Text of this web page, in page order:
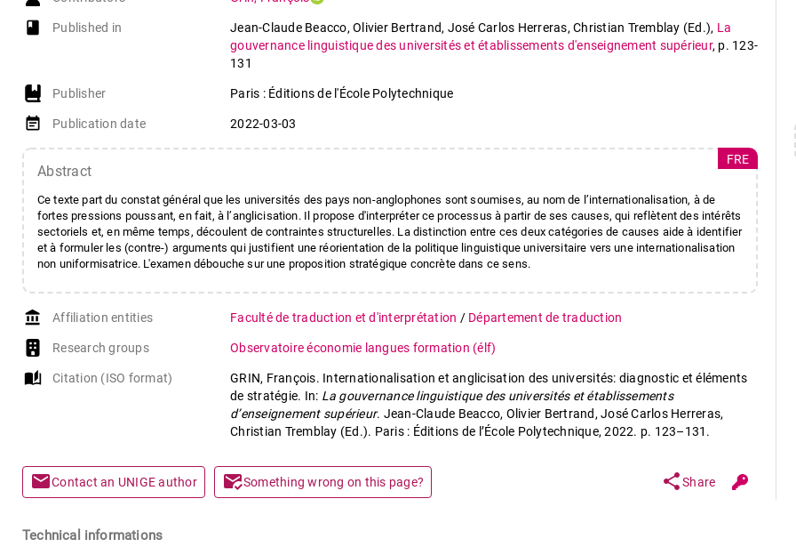
book-open
Published in Jean-Claude Beacco, Olivier Bertrand, José Carlos Herreras, Christian Tremblay (Ed.), La
gouvernance linguistique des universités et établissements d'enseignement supérieur, p. 123-
131
Publisher Paris : Éditions de l'École Polytechnique
event_note Publication date 2022-03-03
Abstract
Ce texte part du constat général que les universités des pays non-anglophones sont soumises, au nom de l’internationalisation, à de
fortes pressions poussant, en fait, à l’anglicisation. Il propose d'interpréter ce processus à partir de ses causes, qui reflètent des intérêts
sectoriels et, en même temps, découlent de contraintes structurelles. La distinction entre ces deux catégories de causes aide à identifier
et à formuler les (contre-) arguments qui justifient une réorientation de la politique linguistique universitaire vers une internationalisation
non uniformisatrice. L'examen débouche sur une proposition stratégique concrète dans ce sens.
FRE
account_balance Affiliation entities Faculté de traduction et d'interprétation / Département de traduction
Research groups Observatoire économie langues formation (élf)
auto_stories Citation (ISO format)
GRIN, François. Internationalisation et anglicisation des universités: diagnostic et éléments
de stratégie. In: La gouvernance linguistique des universités et établissements
d’enseignement supérieur. Jean-Claude Beacco, Olivier Bertrand, José Carlos Herreras,
Christian Tremblay (Ed.). Paris : Éditions de l’École Polytechnique, 2022. p. 123–131.
mailContact an UNIGE author mark_email_readSomething wrong on this page? shareShare
Technical informations